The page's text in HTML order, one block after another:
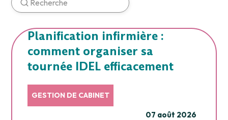
Planification infirmière :
comment organiser sa
tournée IDEL efficacement
GESTION DE CABINET
07 août 2026